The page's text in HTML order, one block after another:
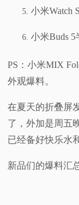
小米Watch
小米Buds
PS：小米MIX
外观爆料。
在夏天的折叠屏
了，外加是周五
已经备好快乐水
新品们的爆料汇